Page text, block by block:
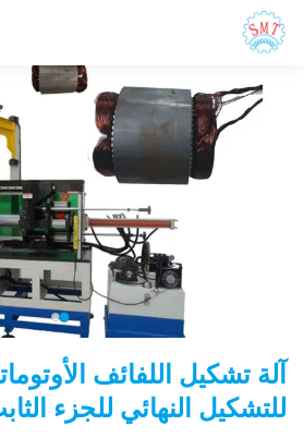
للتشكيل النهائي للجزء